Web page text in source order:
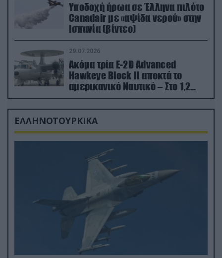
Υποδοχή ήρωα σε Έλληνα πιλότο
Canadair με «αψίδα νερού» στην
Ισπανία (βίντεο)
29.07.2026
Ακόμα τρία E-2D Advanced
Hawkeye Block II αποκτά το
αμερικανικό Ναυτικό – Στο 1,2
δισ.δολάρια το κόστος
ΕΛΛΗΝΟΤΟΥΡΚΙΚΑ